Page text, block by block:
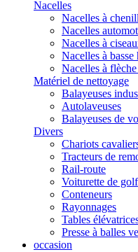
Nacelles
Nacelles à
Nacelles
Nacelles à
Nacelles à basse
Nacelles à
Matériel de nettoyage
Balayeuses
Autolaveuses
Balayeuses de
Divers
Chariots
Tracteurs de
Rail-route
Voiturette de golf
Conteneurs
Rayonnages
Tables
Presse à balles
occasion